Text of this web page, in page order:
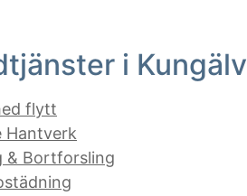
i Kungälv
flytt
Hantverk
& Bortforsling